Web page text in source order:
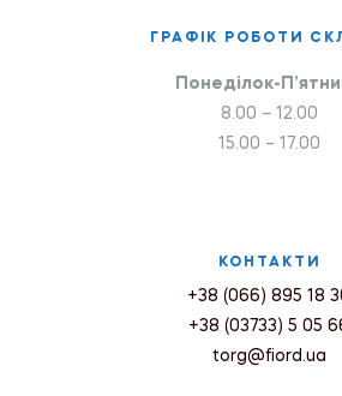
ГРАФІК РОБОТИ
Понеділок-
8.00 – 12.00
15.00 – 17.00
КОНТАКТИ
+38 (066) 895 18
+38 (03733) 5 05
torg@fiord.ua